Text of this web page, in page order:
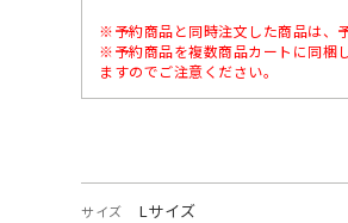
※予約商品と同時注文した商品は、
※予約商品を複数商品カートに同梱
ますのでご注意ください。
サイズ Lサイズ